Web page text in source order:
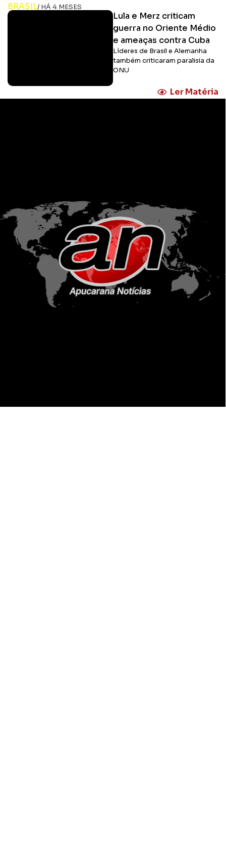
BRASIL/ HÁ 4 MESES
Lula e Merz criticam
guerra no Oriente Médio
e ameaças contra Cuba
Líderes de Brasil e Alemanha
também criticaram paralisia da
ONU
Ler Matéria